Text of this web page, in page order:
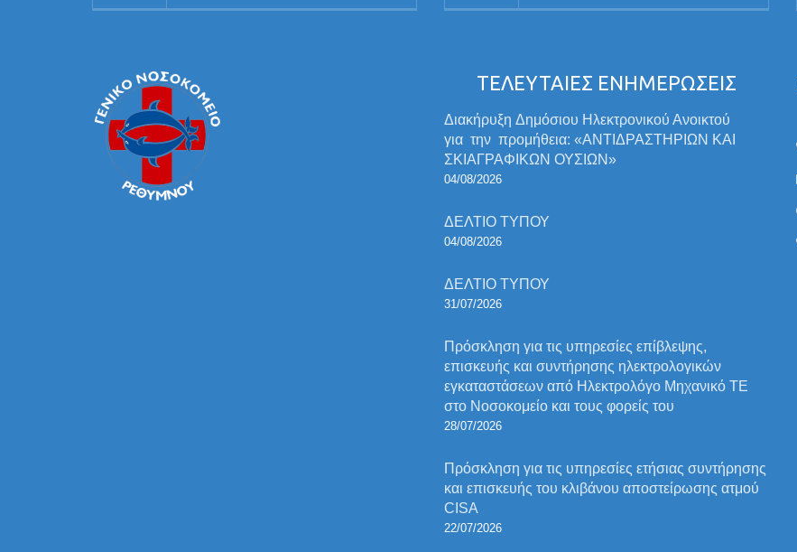
ΤΕΛΕΥΤΑΙΕΣ ΕΝΗΜΕΡΩΣΕΙΣ
Διακήρυξη Δημόσιου Ηλεκτρονικού Ανοικτού
για την προμήθεια: «ΑΝΤΙΔΡΑΣΤΗΡΙΩΝ ΚΑΙ
ΣΚΙΑΓΡΑΦΙΚΩΝ ΟΥΣΙΩΝ»
04/08/2026
ΔΕΛΤΙΟ ΤΥΠΟΥ
04/08/2026
ΔΕΛΤΙΟ ΤΥΠΟΥ
31/07/2026
Πρόσκληση για τις υπηρεσίες επίβλεψης,
επισκευής και συντήρησης ηλεκτρολογικών
εγκαταστάσεων από Ηλεκτρολόγο Μηχανικό ΤΕ
στο Νοσοκομείο και τους φορείς του
28/07/2026
Πρόσκληση για τις υπηρεσίες ετήσιας συντήρησης
και επισκευής του κλιβάνου αποστείρωσης ατμού
CISA
22/07/2026